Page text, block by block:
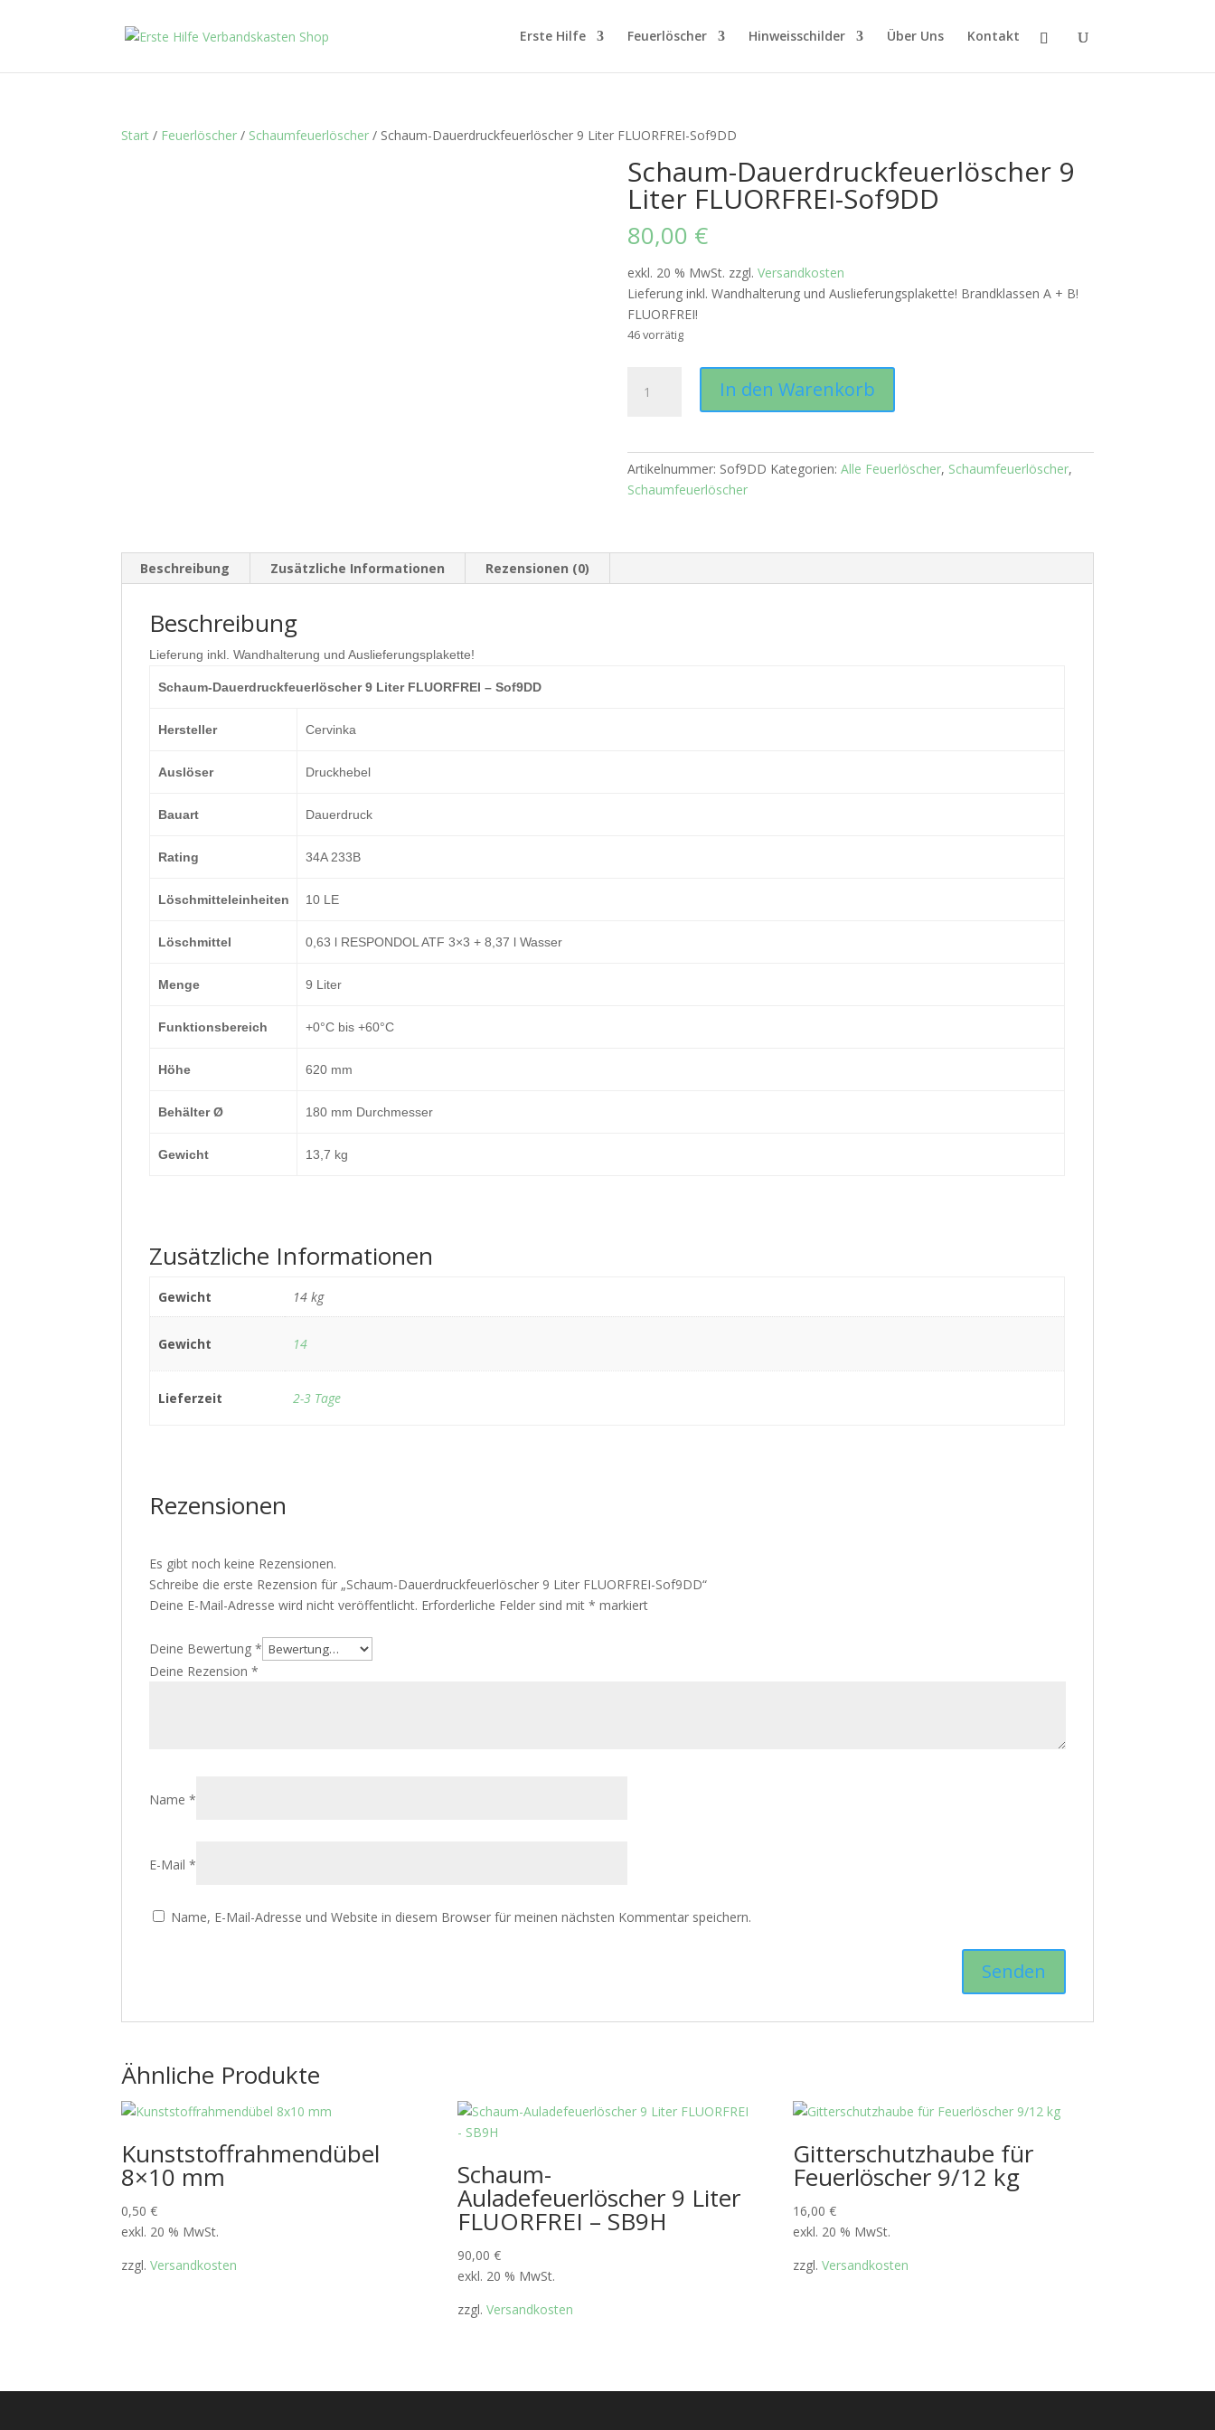
Erste Hilfe Feuerlöscher Hinweisschilder Über Uns Kontakt
Start / Feuerlöscher / Schaumfeuerlöscher / Schaum-Dauerdruckfeuerlöscher 9 Liter FLUORFREI-Sof9DD
Schaum-Dauerdruckfeuerlöscher 9
Liter FLUORFREI-Sof9DD
80,00 €
exkl. 20 % MwSt. zzgl. Versandkosten
Lieferung inkl. Wandhalterung und Auslieferungsplakette! Brandklassen A + B!
FLUORFREI!
46 vorrätig
Dauerdruckfeuerlöscher
FLUORFREI-
Sof9DD
In den Warenkorb
Artikelnummer: Sof9DD Kategorien: Alle Feuerlöscher, Schaumfeuerlöscher,
Schaumfeuerlöscher
Beschreibung Zusätzliche Informationen Rezensionen (0)
Beschreibung
Lieferung inkl. Wandhalterung und Auslieferungsplakette!
Schaum-Dauerdruckfeuerlöscher 9 Liter FLUORFREI – Sof9DD
Hersteller Cervinka
Auslöser Druckhebel
Bauart Dauerdruck
Rating 34A 233B
Löschmitteleinheiten 10 LE
Löschmittel 0,63 l RESPONDOL ATF 3×3 + 8,37 l Wasser
Menge 9 Liter
Funktionsbereich +0°C bis +60°C
Höhe 620 mm
Behälter Ø 180 mm Durchmesser
Gewicht 13,7 kg
Zusätzliche Informationen
Gewicht 14 kg
Gewicht 14
Lieferzeit 2-3 Tage
Rezensionen
Es gibt noch keine Rezensionen.
Schreibe die erste Rezension für „Schaum-Dauerdruckfeuerlöscher 9 Liter FLUORFREI-Sof9DD“
Deine E-Mail-Adresse wird nicht veröffentlicht. Erforderliche Felder sind mit* markiert
Deine Bewertung*
Deine Rezension*
Name*
E-Mail*
Name, E-Mail-Adresse und Website in diesem Browser für meinen nächsten Kommentar speichern.
Ähnliche Produkte
Kunststoffrahmendübel
8×10 mm
0,50€
exkl. 20 % MwSt.
zzgl.Versandkosten
Schaum-
Auladefeuerlöscher 9 Liter
FLUORFREI – SB9H
90,00 €
exkl. 20 % MwSt.
zzgl. Versandkosten
Gitterschutzhaube für
Feuerlöscher 9/12 kg
16,00€
exkl. 20 % MwSt.
zzgl.Versandkosten